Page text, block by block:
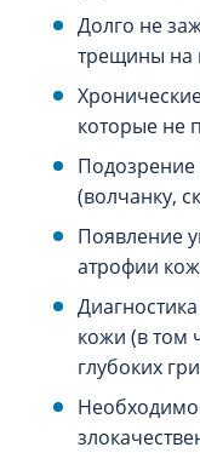
Долго не
трещины на
которые не
(волчанку,
Появление
атрофии
кожи (в том
глубоких